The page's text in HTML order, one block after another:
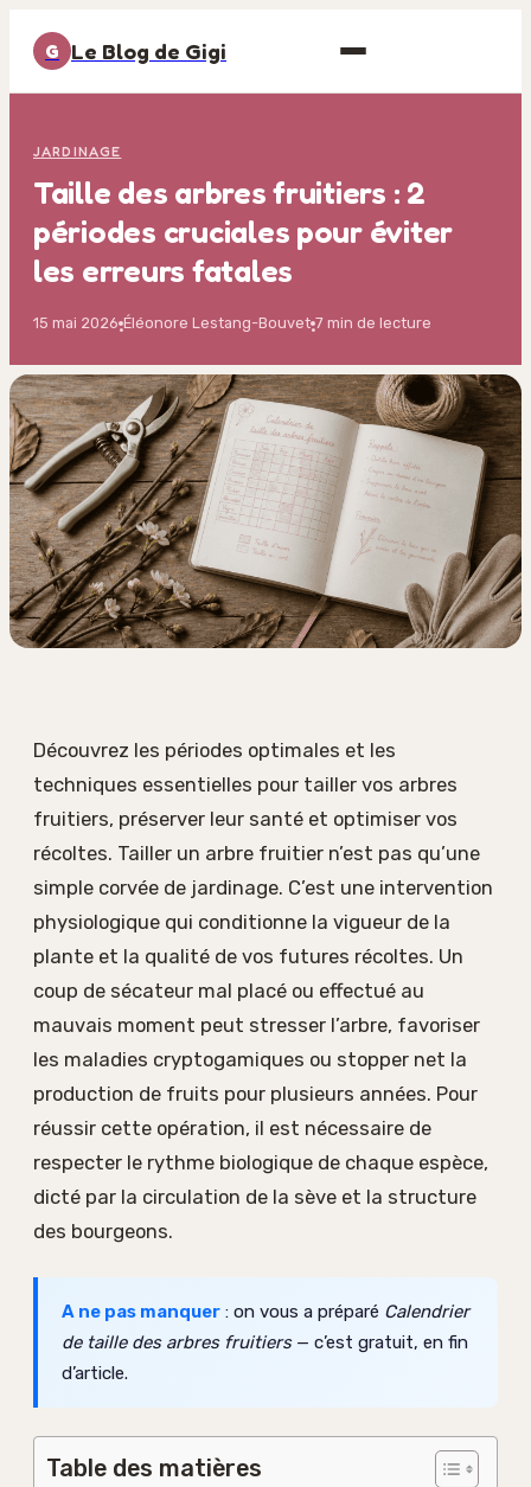
G Le Blog de Gigi
JARDINAGE
Taille des arbres fruitiers : 2
périodes cruciales pour éviter
les erreurs fatales
15 mai 2026·Éléonore Lestang-Bouvet·7 min de lecture
Découvrez les périodes optimales et les
techniques essentielles pour tailler vos arbres
fruitiers, préserver leur santé et optimiser vos
récoltes. Tailler un arbre fruitier n’est pas qu’une
simple corvée de jardinage. C’est une intervention
physiologique qui conditionne la vigueur de la
plante et la qualité de vos futures récoltes. Un
coup de sécateur mal placé ou effectué au
mauvais moment peut stresser l’arbre, favoriser
les maladies cryptogamiques ou stopper net la
production de fruits pour plusieurs années. Pour
réussir cette opération, il est nécessaire de
respecter le rythme biologique de chaque espèce,
dicté par la circulation de la sève et la structure
des bourgeons.
A ne pas manquer : on vous a préparé Calendrier
de taille des arbres fruitiers— c’est gratuit, en fin
d’article.
Table des matières